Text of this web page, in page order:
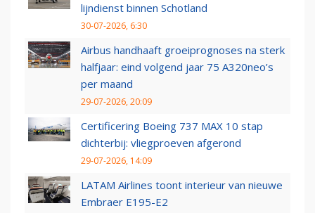
lijndienst binnen Schotland
30-07-2026, 6:30
Airbus handhaaft groeiprognoses na sterk
halfjaar: eind volgend jaar 75 A320neo’s
per maand
29-07-2026, 20:09
Certificering Boeing 737 MAX 10 stap
dichterbij: vliegproeven afgerond
29-07-2026, 14:09
LATAM Airlines toont interieur van nieuwe
Embraer E195-E2